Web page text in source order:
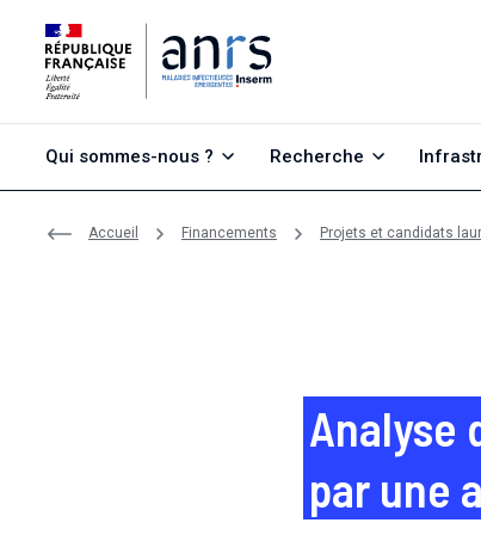
Qui sommes-nous ? Recherche
Accueil Financements Projets et candidats
Analyse
par une